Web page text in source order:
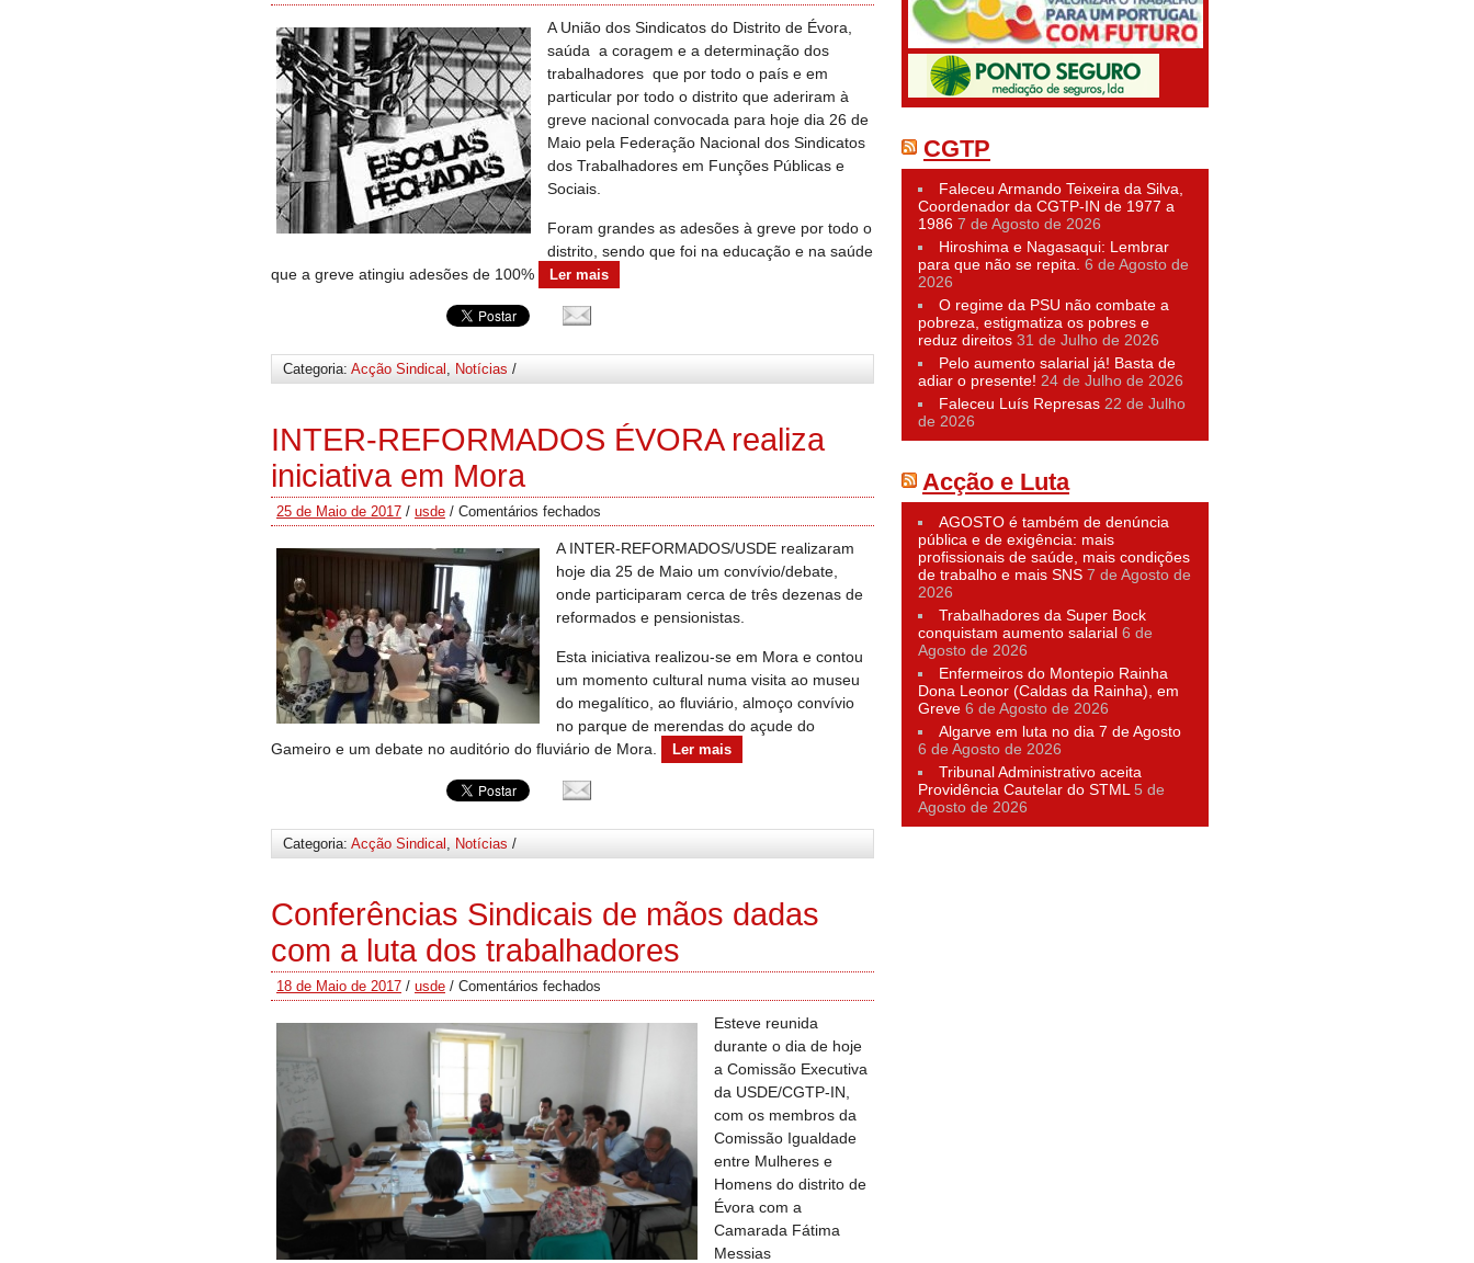
A União dos Sindicatos do Distrito de Évora,
saúda a coragem e a determinação dos
trabalhadores que por todo o país e em
particular por todo o distrito que aderiram à
greve nacional convocada para hoje dia 26 de
Maio pela Federação Nacional dos Sindicatos
dos Trabalhadores em Funções Públicas e
Sociais.
Foram grandes as adesões à greve por todo o
distrito, sendo que foi na educação e na saúde
que a greve atingiu adesões de 100%
Ler mais
Categoria: Acção Sindical , Notícias /
INTER-REFORMADOS ÉVORA realiza
iniciativa em Mora
25 de Maio de 2017 / usde / Comentários fechados
A INTER-REFORMADOS/USDE realizaram
hoje dia 25 de Maio um convívio/debate,
onde participaram cerca de três dezenas de
reformados e pensionistas.
Esta iniciativa realizou-se em Mora e contou
um momento cultural numa visita ao museu
do megalítico, ao fluviário, almoço convívio
no parque de merendas do açude do
Gameiro e um debate no auditório do fluviário de Mora.
Ler mais
Categoria: Acção Sindical , Notícias /
Conferências Sindicais de mãos dadas
com a luta dos trabalhadores
18 de Maio de 2017 / usde / Comentários fechados
Esteve reunida
durante o dia de hoje
a Comissão Executiva
da USDE/CGTP-IN,
com os membros da
Comissão Igualdade
entre Mulheres e
Homens do distrito de
Évora com a
Camarada Fátima
Messias
CGTP
Faleceu Armando Teixeira da Silva,
Coordenador da CGTP-IN de 1977 a
1986 7 de Agosto de 2026
Hiroshima e Nagasaqui: Lembrar
para que não se repita. 6 de Agosto de
2026
O regime da PSU não combate a
pobreza, estigmatiza os pobres e
reduz direitos 31 de Julho de 2026
Pelo aumento salarial já! Basta de
adiar o presente! 24 de Julho de 2026
Faleceu Luís Represas 22 de Julho
de 2026
Acção e Luta
AGOSTO é também de denúncia
pública e de exigência: mais
profissionais de saúde, mais condições
de trabalho e mais SNS 7 de Agosto de
2026
Trabalhadores da Super Bock
conquistam aumento salarial 6 de
Agosto de 2026
Enfermeiros do Montepio Rainha
Dona Leonor (Caldas da Rainha), em
Greve 6 de Agosto de 2026
Algarve em luta no dia 7 de Agosto
6 de Agosto de 2026
Tribunal Administrativo aceita
Providência Cautelar do STML 5 de
Agosto de 2026